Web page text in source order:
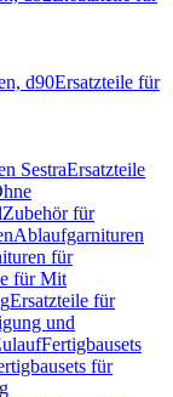
d90Ersatzteile für
SestraErsatzteile
Zubehör für
Ablaufgarnituren
für
für Mit
Ersatzteile für
und
Fertigbausets
für